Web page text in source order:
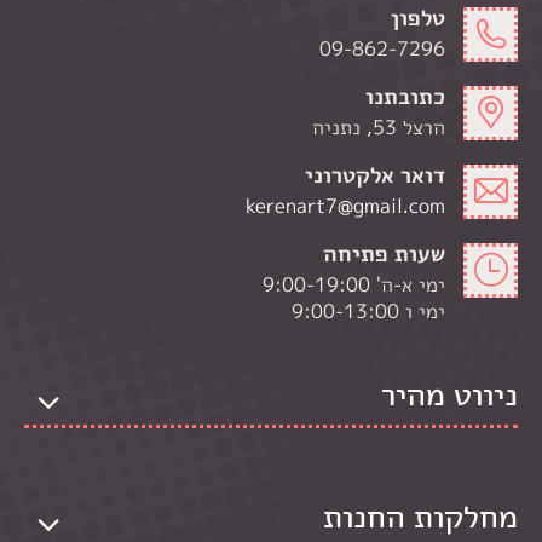
טלפון
09-862-7296
כתובתנו
הרצל 53, נתניה
דואר אלקטרוני
kerenart7@gmail.com
שעות פתיחה
ימי א-ה' 9:00-19:00
ימי ו 9:00-13:00
ניווט מהיר
מחלקות החנות